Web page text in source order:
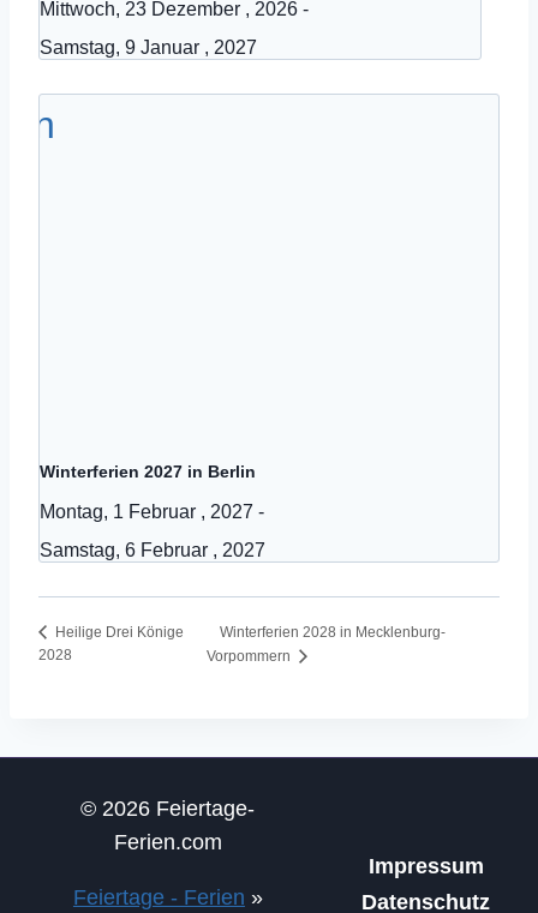
Mittwoch, 23 Dezember , 2026 -
Samstag, 9 Januar , 2027
Winterferien 2027 in Berlin
Montag, 1 Februar , 2027 -
Samstag, 6 Februar , 2027
Heilige Drei Könige
2028
Winterferien 2028 in Mecklenburg-
Vorpommern
© 2026 Feiertage-
Ferien.com
Feiertage - Ferien »
Impressum
Datenschutz